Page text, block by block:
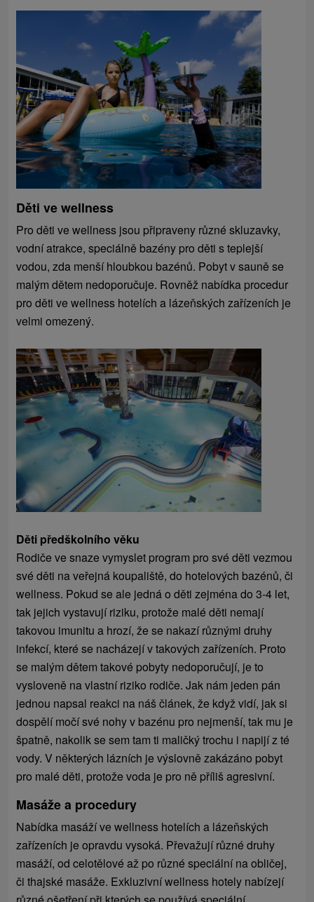
Děti ve wellness
Pro děti ve wellness jsou připraveny různé skluzavky,
vodní atrakce, speciálně bazény pro děti s teplejší
vodou, zda menší hloubkou bazénů. Pobyt v sauně se
malým dětem nedoporučuje. Rovněž nabídka procedur
pro děti ve wellness hotelích a lázeňských zařízeních je
velmi omezený.
Děti předškolního věku
Rodiče ve snaze vymyslet program pro své děti vezmou
své děti na veřejná koupaliště, do hotelových bazénů, či
wellness. Pokud se ale jedná o děti zejména do 3-4 let,
tak jejich vystavují riziku, protože malé děti nemají
takovou imunitu a hrozí, že se nakazí různými druhy
infekcí, které se nacházejí v takových zařízeních. Proto
se malým dětem takové pobyty nedoporučují, je to
vysloveně na vlastní riziko rodiče. Jak nám jeden pán
jednou napsal reakci na náš článek, že když vidí, jak si
dospělí močí své nohy v bazénu pro nejmenší, tak mu je
špatně, nakolik se sem tam ti maličký trochu i napijí z té
vody. V některých lázních je výslovně zakázáno pobyt
pro malé děti, protože voda je pro ně příliš agresivní.
Masáže a procedury
Nabídka masáží ve wellness hotelích a lázeňských
zařízeních je opravdu vysoká. Převažují různé druhy
masáží, od celotělové až po různé speciální na obličej,
či thajské masáže. Exkluzivní wellness hotely nabízejí